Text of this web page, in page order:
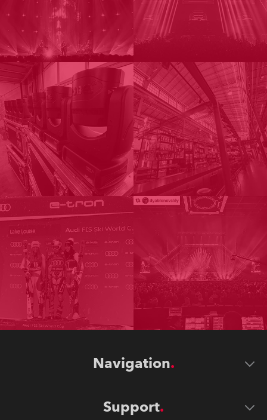
Navigation
Support